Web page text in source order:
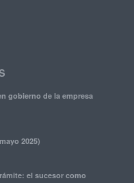
gobierno de la empresa
2025)
el sucesor como